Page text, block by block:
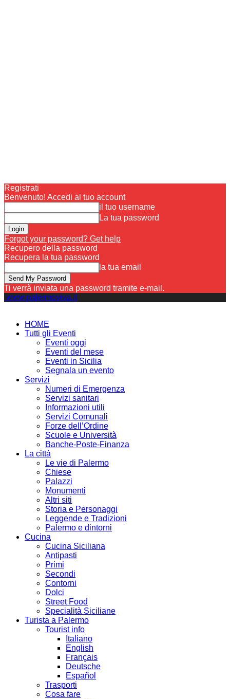
Registrati
Benvenuto! Accedi al tuo account
il tuo username
La tua password
Forgot your password? Get help
Recupero della password
Recupera la tua password
la tua email
Ti verrà inviata una password tramite e-mail.
www.palermoviva.it
HOME
Tutti gli Eventi
Eventi oggi
Eventi del mese
Eventi in Sicilia
Segnala un evento
Servizi
Numeri di Emergenza
Servizi sanitari
Informazioni utili
Servizi Comunali
Forze dell’Ordine
Scuole e Università
Banche-Poste-Finanza
La città
Le vie di Palermo
Chiese
Palazzi
Monumenti
Altri siti
Storia e Personaggi
Leggende e Tradizioni
Palermo e dintorni
Cucina
Cucina Siciliana
Antipasti
Primi
Secondi
Contorni
Dolci
Street Food
Specialità Siciliane
Turista a Palermo
Tourist info
Italiano
English
Français
Deutsche
Español
Trasporti
Cosa fare